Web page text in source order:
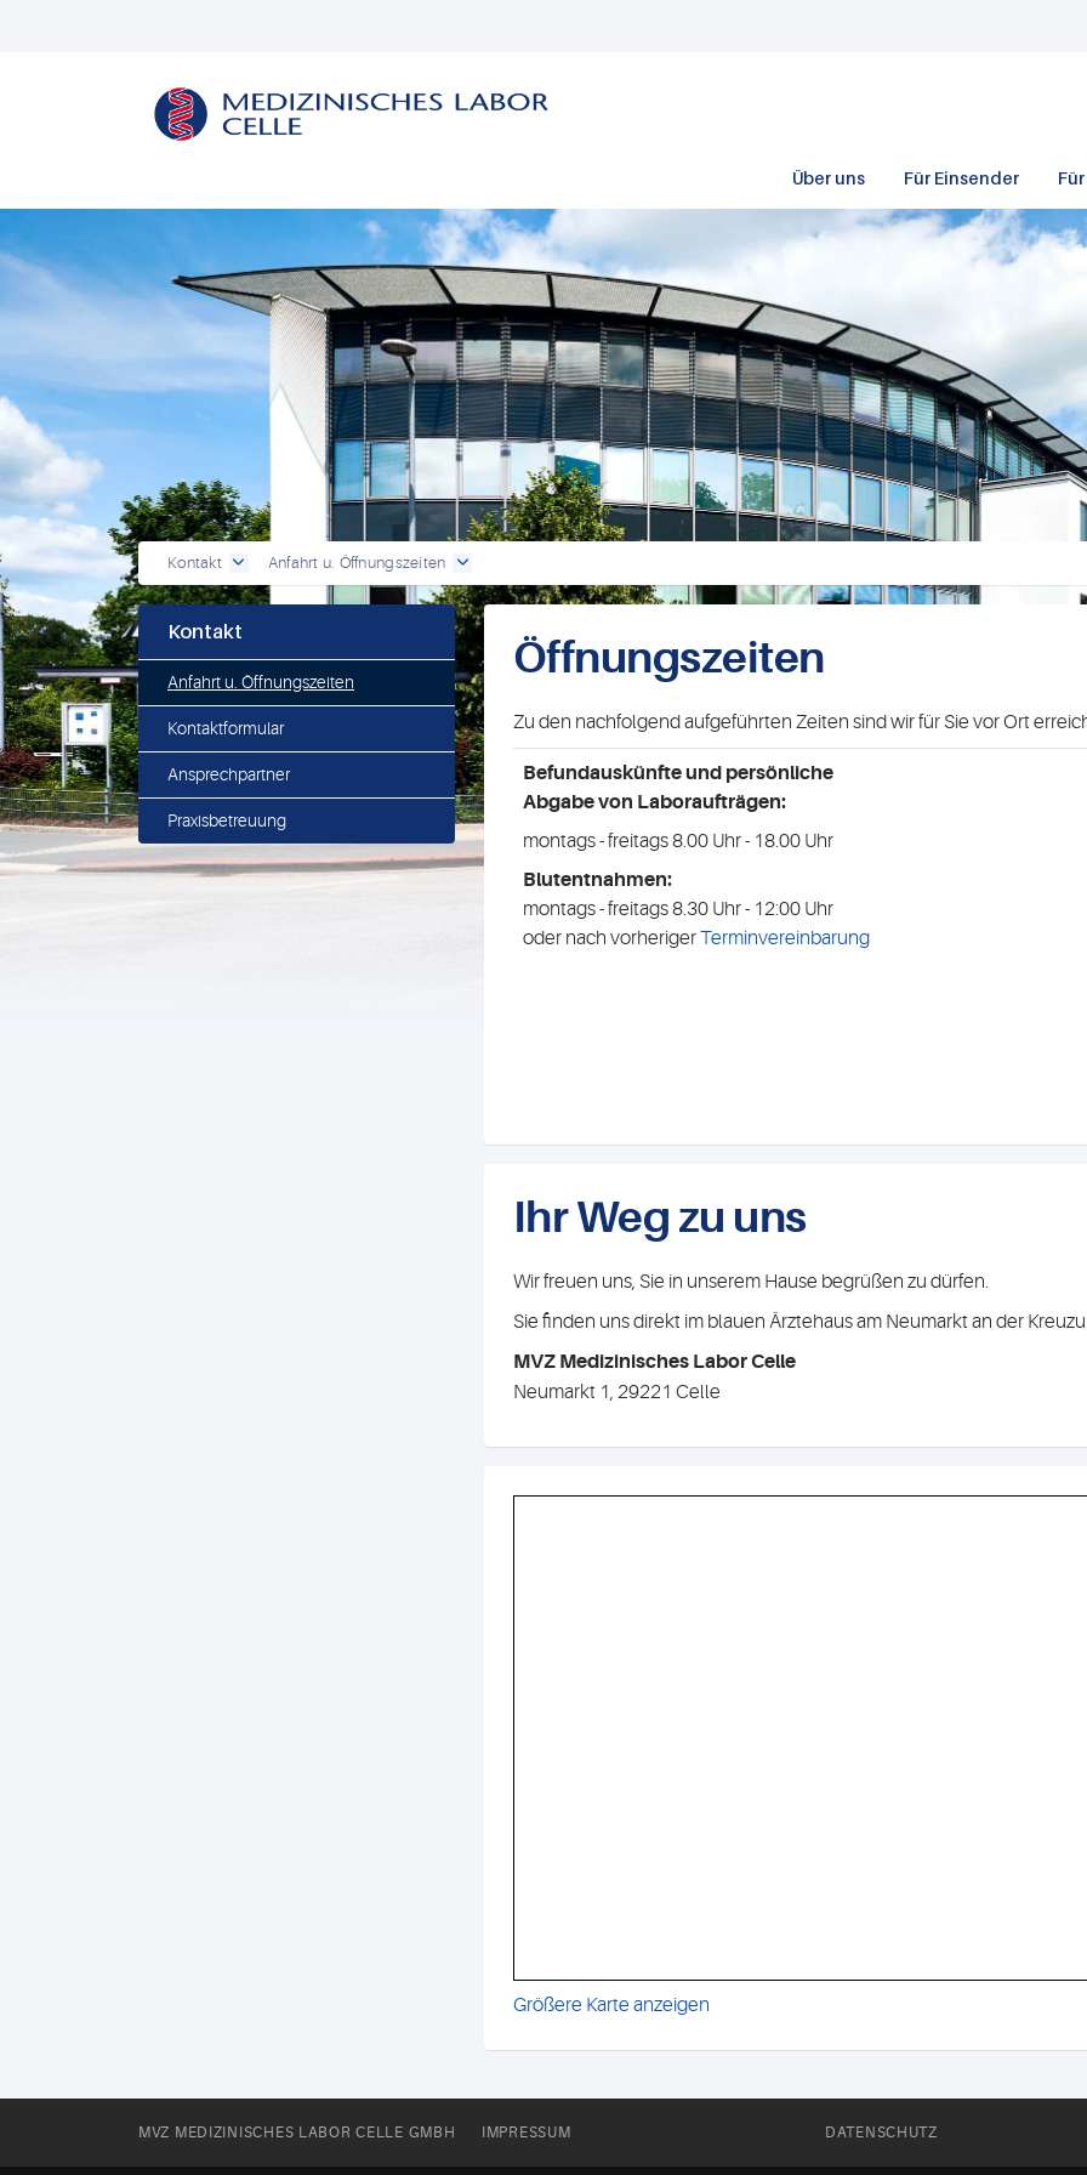
Über uns Für Einsender
Kontakt Anfahrt u. Öffnungszeiten
Kontakt
Anfahrt u. Öffnungszeiten
Kontaktformular
Ansprechpartner
Praxisbetreuung
Öffnungszeiten
Zu den nachfolgend aufgeführten Zeiten sind wir für Sie vor Ort
Befundauskünfte und persönliche
Abgabevon Laboraufträgen:
montags - freitags 8.00 Uhr - 18.00 Uhr
Blutentnahmen:
montags - freitags 8.30 Uhr - 12:00 Uhr
oder nach vorherigerTerminvereinbarung
Ihr Weg zu uns
Wir freuen uns, Sie in unserem Hause begrüßen zu dürfen.
Sie finden uns direkt im blauen Ärztehaus am Neumarkt an der
MVZ Medizinisches Labor Celle
Neumarkt 1, 29221 Celle
Größere Karte anzeigen
MVZ MEDIZINISCHES LABOR CELLE GMBH IMPRESSUM DATENSCHUTZ